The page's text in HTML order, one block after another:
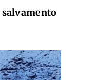
salvamento